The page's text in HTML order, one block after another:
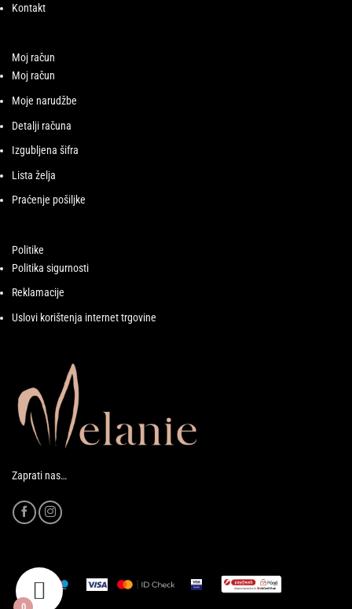
Kontakt
Moj račun
Moj račun
Moje narudžbe
Detalji računa
Izgubljena šifra
Lista želja
Praćenje pošiljke
Politike
Politika sigurnosti
Reklamacije
Uslovi korištenja internet trgovine
Zaprati nas…